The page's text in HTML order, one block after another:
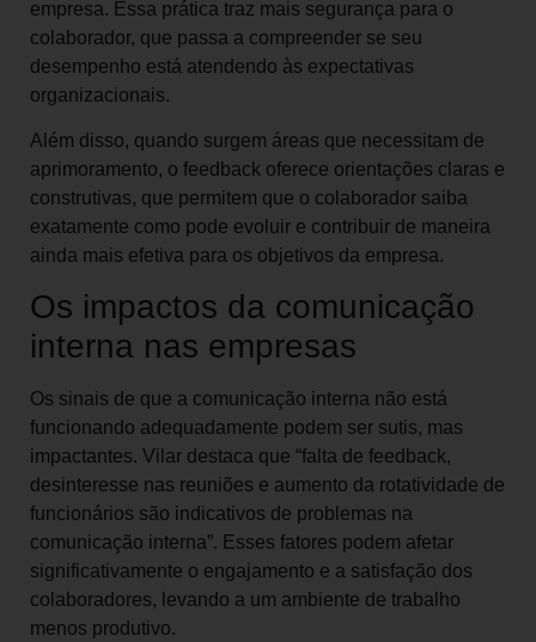
empresa. Essa prática traz mais segurança para o
colaborador, que passa a compreender se seu
desempenho está atendendo às expectativas
organizacionais.
Além disso, quando surgem áreas que necessitam de
aprimoramento, o feedback oferece orientações claras e
construtivas, que permitem que o colaborador saiba
exatamente como pode evoluir e contribuir de maneira
ainda mais efetiva para os objetivos da empresa.
Os impactos da comunicação
interna nas empresas
Os sinais de que a comunicação interna não está
funcionando adequadamente podem ser sutis, mas
impactantes. Vilar destaca que “falta de feedback,
desinteresse nas reuniões e aumento da rotatividade de
funcionários são indicativos de problemas na
comunicação interna”. Esses fatores podem afetar
significativamente o engajamento e a satisfação dos
colaboradores, levando a um ambiente de trabalho
menos produtivo.